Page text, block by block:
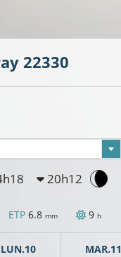
22330
20h12
ETP 6.8 mm 9 h
LUN.10 MAR.11